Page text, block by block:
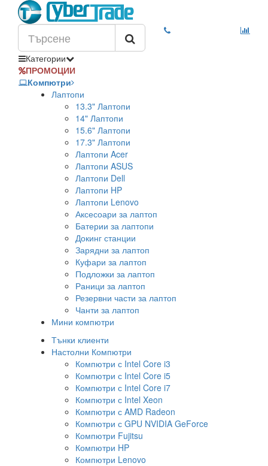
Категории
ПРОМОЦИИ
Компютри
Лаптопи
13.3" Лаптопи
14" Лаптопи
15.6" Лаптопи
17.3" Лаптопи
Лаптопи Acer
Лаптопи ASUS
Лаптопи Dell
Лаптопи HP
Лаптопи Lenovo
Аксесоари за лаптоп
Батерии за лаптопи
Докинг станции
Зарядни за лаптоп
Куфари за лаптоп
Подложки за лаптоп
Раници за лаптоп
Резервни части за лаптоп
Чанти за лаптоп
Мини компютри
Тънки клиенти
Настолни Компютри
Компютри с Intel Core i3
Компютри с Intel Core i5
Компютри с Intel Core i7
Компютри с Intel Xeon
Компютри с AMD Radeon
Компютри с GPU NVIDIA GeForce
Компютри Fujitsu
Компютри HP
Компютри Lenovo